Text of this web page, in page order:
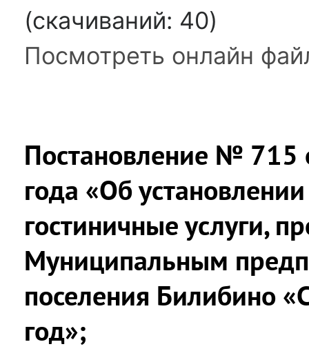
(cкачиваний: 40)
Посмотреть онлайн
Постановление № 715
года «Об
гостиничные услуги,
Муниципальным
поселения Билибино
год»;